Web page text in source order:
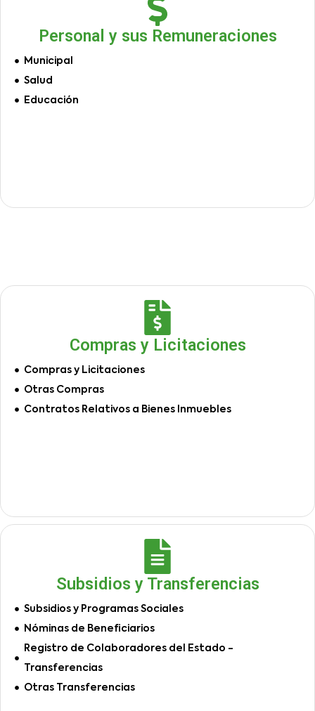
Personal y sus Remuneraciones
Municipal
Salud
Educación
Compras y Licitaciones
Compras y Licitaciones
Otras Compras
Contratos Relativos a Bienes Inmuebles
Subsidios y Transferencias
Subsidios y Programas Sociales
Nóminas de Beneficiarios
Registro de Colaboradores del Estado -
Transferencias
Otras Transferencias